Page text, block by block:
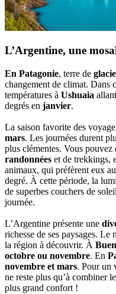
L’Argentine, une
En Patagonie, terre de
changement de climat. Dans
températures à Ushuaia
degrés en janvier.
La saison favorite des
mars. Les journées durent
plus clémentes. Vous
randonnées et de trekkings,
animaux, qui préfèrent eux
degré. À cette période, la
de superbes couchers de
journée.
L’Argentine présente une
richesse de ses paysages.
la région à découvrir. À
octobre ou novembre. En
novembre et mars. Pour un
ne reste plus qu’à combiner
plus grand confort !